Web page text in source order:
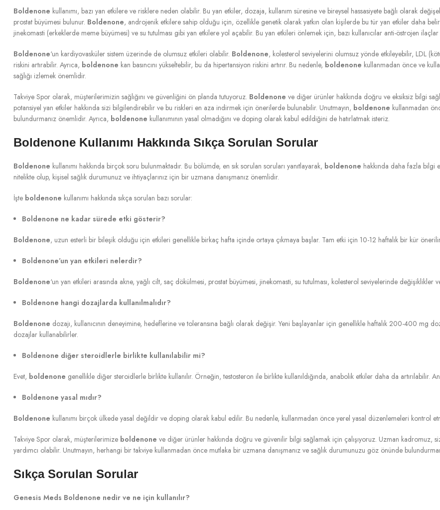
Boldenone kullanımı, bazı yan etkilere ve risklere neden olabilir. Bu yan etkiler, dozaja, kullanım süresine ve bireysel hassasiyete bağlı olarak
prostat büyümesi bulunur. Boldenone, androjenik etkilere sahip olduğu için, özellikle genetik olarak yatkın olan kişilerde bu tür yan etkiler daha
jinekomasti (erkeklerde meme büyümesi) ve su tutulması gibi yan etkilere yol açabilir. Bu yan etkileri önlemek için, bazı kullanıcılar anti-östrojen
Boldenone‘un kardiyovasküler sistem üzerinde de olumsuz etkileri olabilir. Boldenone, kolesterol seviyelerini olumsuz yönde etkileyebilir, LDL
riskini artırabilir. Ayrıca, boldenone kan basıncını yükseltebilir, bu da hipertansiyon riskini artırır. Bu nedenle, boldenone kullanmadan önce ve
sağlığı izlemek önemlidir.
Takviye Spor olarak, müşterilerimizin sağlığını ve güvenliğini ön planda tutuyoruz. Boldenone ve diğer ürünler hakkında doğru ve eksiksiz bilgi
potansiyel yan etkiler hakkında sizi bilgilendirebilir ve bu riskleri en aza indirmek için önerilerde bulunabilir. Unutmayın, boldenone kullanmadan
bulundurmanız önemlidir. Ayrıca, boldenone kullanımının yasal olmadığını ve doping olarak kabul edildiğini de hatırlatmak isteriz.
Boldenone Kullanımı Hakkında Sıkça Sorulan Sorular
Boldenone kullanımı hakkında birçok soru bulunmaktadır. Bu bölümde, en sık sorulan soruları yanıtlayarak, boldenone hakkında daha fazla bilgi
nitelikte olup, kişisel sağlık durumunuz ve ihtiyaçlarınız için bir uzmana danışmanız önemlidir.
İşte boldenone kullanımı hakkında sıkça sorulan bazı sorular:
Boldenone ne kadar sürede etki gösterir?
Boldenone, uzun esterli bir bileşik olduğu için etkileri genellikle birkaç hafta içinde ortaya çıkmaya başlar. Tam etki için 10-12 haftalık bir kür
Boldenone’un yan etkileri nelerdir?
Boldenone‘un yan etkileri arasında akne, yağlı cilt, saç dökülmesi, prostat büyümesi, jinekomasti, su tutulması, kolesterol seviyelerinde değişiklikler
Boldenone hangi dozajlarda kullanılmalıdır?
Boldenone dozajı, kullanıcının deneyimine, hedeflerine ve toleransına bağlı olarak değişir. Yeni başlayanlar için genellikle haftalık 200-400
dozajlar kullanabilirler.
Boldenone diğer steroidlerle birlikte kullanılabilir mi?
Evet, boldenone genellikle diğer steroidlerle birlikte kullanılır. Örneğin, testosteron ile birlikte kullanıldığında, anabolik etkiler daha da artırılabilir.
Boldenone yasal mıdır?
Boldenone kullanımı birçok ülkede yasal değildir ve doping olarak kabul edilir. Bu nedenle, kullanmadan önce yerel yasal düzenlemeleri kontrol
Takviye Spor olarak, müşterilerimize boldenone ve diğer ürünler hakkında doğru ve güvenilir bilgi sağlamak için çalışıyoruz. Uzman kadromuz,
yardımcı olabilir. Unutmayın, herhangi bir takviye kullanmadan önce mutlaka bir uzmana danışmanız ve sağlık durumunuzu göz önünde
Sıkça Sorulan Sorular
Genesis Meds Boldenone nedir ve ne için kullanılır?